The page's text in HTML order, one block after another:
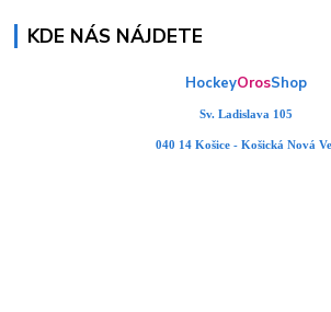
KDE NÁS NÁJDETE
HockeyOrosShop
Sv. Ladislava 105
040 14 Košice - Košická Nová